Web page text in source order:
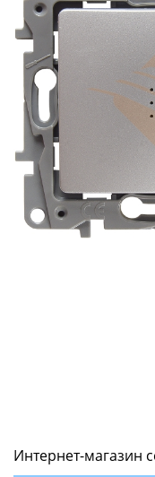
Интернет-магазин